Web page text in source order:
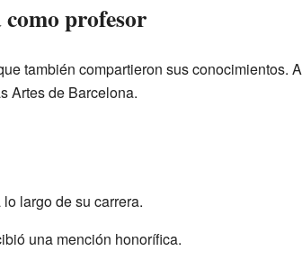
profesor
también compartieron sus conocimientos.
Artes de Barcelona.
largo de su carrera.
una mención honorífica.